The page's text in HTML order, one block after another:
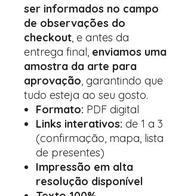
ser informados no campo
de observações do
checkout, e antes da
entrega final, enviamos uma
amostra da arte para
aprovação, garantindo que
tudo esteja ao seu gosto.
Formato: PDF digital
Links interativos: de 1 a 3
(confirmação, mapa, lista
de presentes)
Impressão em alta
resolução disponível